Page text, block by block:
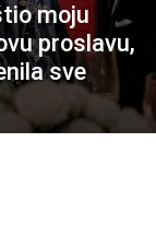
moju
proslavu,
sve